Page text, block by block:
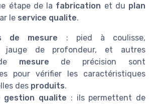
étape de la fabrication et du plan
le service qualite.
de mesure : pied à coulisse,
jauge de profondeur, et autres
mesure de précision sont
pour vérifier les caractéristiques
des produits.
gestion qualite : ils permettent de